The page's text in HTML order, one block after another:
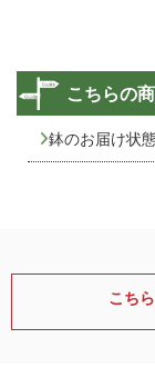
こちらの
鉢のお届け状
こち